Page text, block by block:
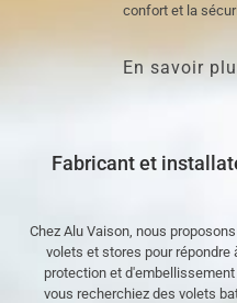
confort et la
En savoir
Fabricant et
Chez Alu Vaison, nous
volets et stores pour répondre
protection et
vous recherchiez des volets